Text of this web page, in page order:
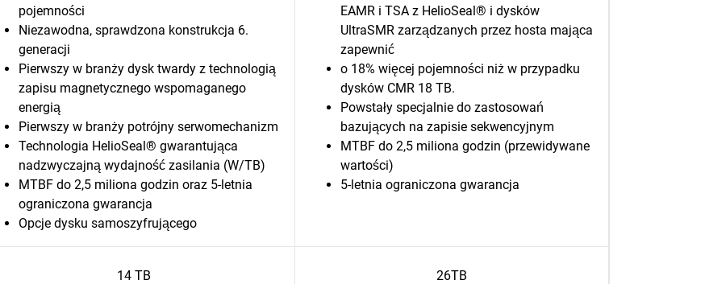
pojemności
Niezawodna, sprawdzona konstrukcja 6.
generacji
Pierwszy w branży dysk twardy z technologią
zapisu magnetycznego wspomaganego
energią
Pierwszy w branży potrójny serwomechanizm
Technologia HelioSeal® gwarantująca
nadzwyczajną wydajność zasilania (W/TB)
MTBF do 2,5 miliona godzin oraz 5-letnia
ograniczona gwarancja
Opcje dysku samoszyfrującego
EAMR i TSA z HelioSeal® i dysków
UltraSMR zarządzanych przez hosta mająca
zapewnić
o 18% więcej pojemności niż w przypadku
dysków CMR 18 TB.
Powstały specjalnie do zastosowań
bazujących na zapisie sekwencyjnym
MTBF do 2,5 miliona godzin (przewidywane
wartości)
5-letnia ograniczona gwarancja
14 TB 26TB